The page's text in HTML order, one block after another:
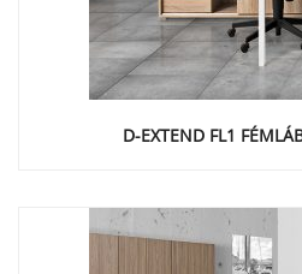
D-EXTEND FL1